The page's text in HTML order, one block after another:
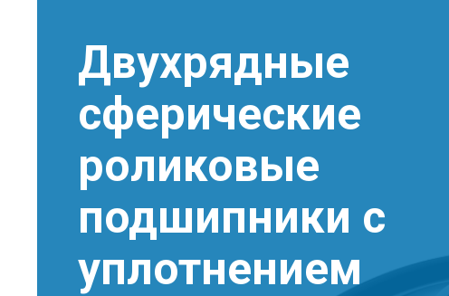
Двухрядные
сферические
роликовые
подшипники с
уплотнением